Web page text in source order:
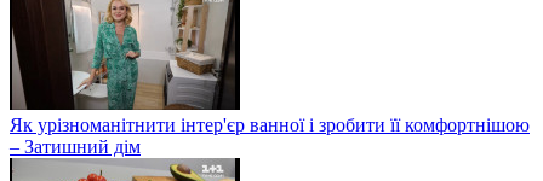
Як урізноманітнити інтер'єр ванної і зробити її комфортнішою
– Затишний дім